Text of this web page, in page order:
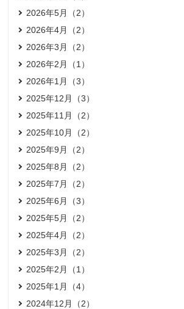
2026年5月（2）
2026年4月（2）
2026年3月（2）
2026年2月（1）
2026年1月（3）
2025年12月（3）
2025年11月（2）
2025年10月（2）
2025年9月（2）
2025年8月（2）
2025年7月（2）
2025年6月（3）
2025年5月（2）
2025年4月（2）
2025年3月（2）
2025年2月（1）
2025年1月（4）
2024年12月（2）